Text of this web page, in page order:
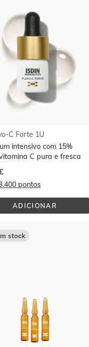
C Forte 1U
intensivo com 15%
C pura e fresca
pontos
ADICIONAR
FLAVO-
stock